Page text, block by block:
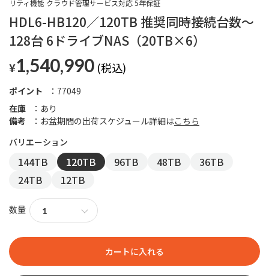
HDL6-HB120／120TB 推奨同時接続台数～
128台 6ドライブNAS（20TB×6）
リティ機能 クラウド管理サービス対応 5年保証
¥1,540,990
ポイント
77049
在庫
あり
備考
お盆期間の出荷スケジュール詳細はこちら
144TB 120TB 96TB 48TB
36TB
24TB
12TB
数量